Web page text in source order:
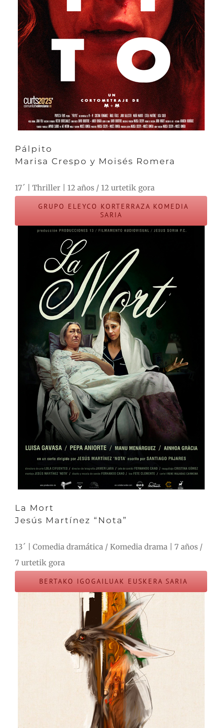
Pálpito
Marisa Crespo y Moisés Romera
17´ | Thriller | 12 años / 12 urtetik gora
GRUPO ELEYCO KORTERRAZA KOMEDIA
SARIA
La Mort
Jesús Martínez “Nota”
13´ | Comedia dramática / Komedia drama | 7 años /
7 urtetik gora
BERTAKO IGOGAILUAK EUSKERA SARIA